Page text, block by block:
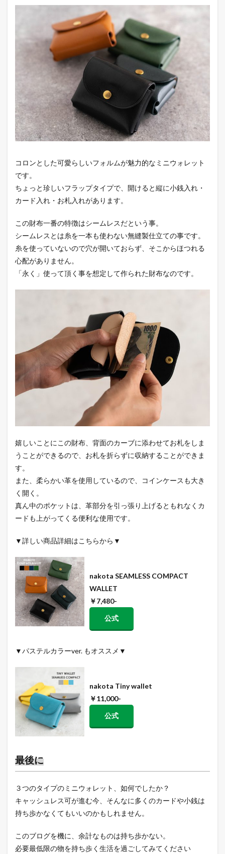
コロンとした可愛らしいフォルムが魅力的なミニウォレット
です。
ちょっと珍しいフラップタイプで、開けると縦に小銭入れ・
カード入れ・お札入れがあります。
この財布一番の特徴はシームレスだという事。
シームレスとは糸を一本も使わない無縫製仕立ての事です。
糸を使っていないので穴が開いておらず、そこからほつれる
心配がありません。
「永く」使って頂く事を想定して作られた財布なのです。
嬉しいことにこの財布、背面のカーブに添わせてお札をしま
うことができるので、お札を折らずに収納することができま
す。
また、柔らかい革を使用しているので、コインケースも大き
く開く。
真ん中のポケットは、革部分を引っ張り上げるともれなくカ
ードも上がってくる便利な使用です。
▼詳しい商品詳細はこちらから▼
nakota SEAMLESS COMPACT
WALLET
￥7,480-
公式
▼パステルカラーver. もオススメ▼
nakota Tiny wallet
￥11,000-
公式
最後に
３つのタイプのミニウォレット、如何でしたか？
キャッシュレス可が進む今、そんなに多くのカードや小銭は
持ち歩かなくてもいいのかもしれません。
このブログを機に、余計なものは持ち歩かない。
必要最低限の物を持ち歩く生活を過ごしてみてください